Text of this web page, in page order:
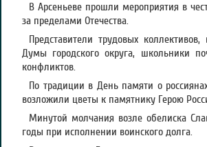
В Арсеньеве прошли мероприятия в
за пределами Отечества.
Представители трудовых
Думы городского округа, школьники
конфликтов.
По традиции в День памяти о
возложили цветы к памятнику Герою
Минутой молчания возле обелиска
годы при исполнении воинского долга.